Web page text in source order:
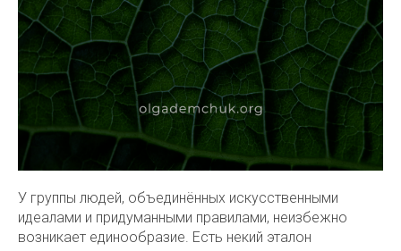
У группы людей, объединённых искусственными
идеалами и придуманными правилами, неизбежно
возникает единообразие. Есть некий эталон